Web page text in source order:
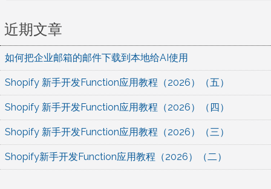
近期文章
如何把企业邮箱的邮件下载到本地给AI使用
Shopify 新手开发Function应用教程（2026）（五）
Shopify 新手开发Function应用教程（2026）（四）
Shopify 新手开发Function应用教程（2026）（三）
Shopify新手开发Function应用教程（2026）（二）